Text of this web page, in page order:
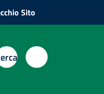
Sito